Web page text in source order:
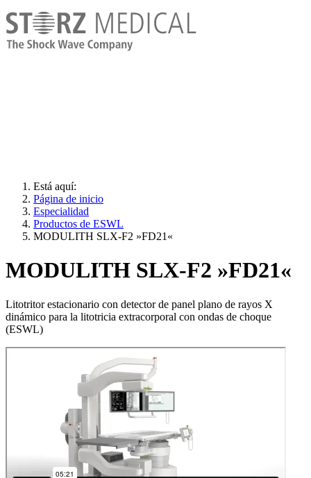
Está aquí:
Página de inicio
Especialidad
Productos de ESWL
MODULITH SLX-F2 »FD21«
MODULITH SLX-F2 »FD21«
Litotritor estacionario con detector de panel plano de rayos X
dinámico para la litotricia extracorporal con ondas de choque
(ESWL)